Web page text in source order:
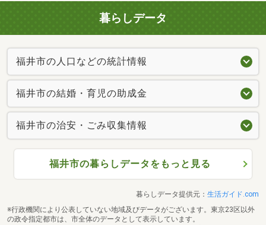
暮らしデータ
福井市の人口などの統計情報
福井市の結婚・育児の助成金
福井市の治安・ごみ収集情報
福井市の暮らしデータをもっと見る
暮らしデータ提供元： 生活ガイド.com
※行政機関により公表していない地域及びデータがございます。東京23区以外
の政令指定都市は、市全体のデータとして表示しています。